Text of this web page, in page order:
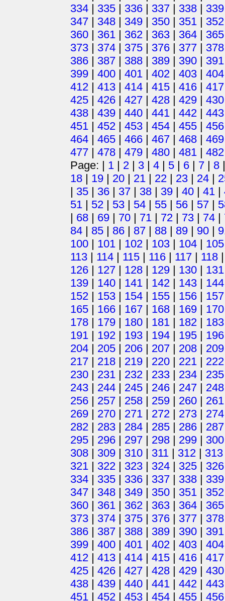
334 | 335 | 336 | 337 | 338 | 339
347 | 348 | 349 | 350 | 351 | 352
360 | 361 | 362 | 363 | 364 | 365
373 | 374 | 375 | 376 | 377 | 378
386 | 387 | 388 | 389 | 390 | 391
399 | 400 | 401 | 402 | 403 | 404
412 | 413 | 414 | 415 | 416 | 417
425 | 426 | 427 | 428 | 429 | 430
438 | 439 | 440 | 441 | 442 | 443
451 | 452 | 453 | 454 | 455 | 456
464 | 465 | 466 | 467 | 468 | 469
477 | 478 | 479 | 480 | 481 | 482
Page: | 1 | 2 | 3 | 4 | 5 | 6 | 7 | 8
18 | 19 | 20 | 21 | 22 | 23 | 24 |
| 35 | 36 | 37 | 38 | 39 | 40 | 41 |
51 | 52 | 53 | 54 | 55 | 56 | 57 |
| 68 | 69 | 70 | 71 | 72 | 73 | 74 |
84 | 85 | 86 | 87 | 88 | 89 | 90 |
100 | 101 | 102 | 103 | 104 | 105
113 | 114 | 115 | 116 | 117 | 118
126 | 127 | 128 | 129 | 130 | 131
139 | 140 | 141 | 142 | 143 | 144
152 | 153 | 154 | 155 | 156 | 157
165 | 166 | 167 | 168 | 169 | 170
178 | 179 | 180 | 181 | 182 | 183
191 | 192 | 193 | 194 | 195 | 196
204 | 205 | 206 | 207 | 208 | 209
217 | 218 | 219 | 220 | 221 | 222
230 | 231 | 232 | 233 | 234 | 235
243 | 244 | 245 | 246 | 247 | 248
256 | 257 | 258 | 259 | 260 | 261
269 | 270 | 271 | 272 | 273 | 274
282 | 283 | 284 | 285 | 286 | 287
295 | 296 | 297 | 298 | 299 | 300
308 | 309 | 310 | 311 | 312 | 313
321 | 322 | 323 | 324 | 325 | 326
334 | 335 | 336 | 337 | 338 | 339
347 | 348 | 349 | 350 | 351 | 352
360 | 361 | 362 | 363 | 364 | 365
373 | 374 | 375 | 376 | 377 | 378
386 | 387 | 388 | 389 | 390 | 391
399 | 400 | 401 | 402 | 403 | 404
412 | 413 | 414 | 415 | 416 | 417
425 | 426 | 427 | 428 | 429 | 430
438 | 439 | 440 | 441 | 442 | 443
451 | 452 | 453 | 454 | 455 | 456